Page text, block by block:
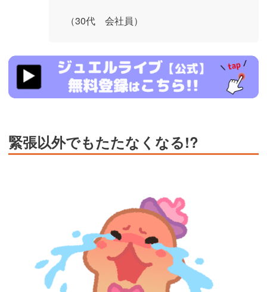
（30代 会社員）
https://www.j-
live.tv/LiveChat/acs.php?
si=jwchatt&pid=MLA5661_0004&pa=lp40.php
緊張以外でもたたなくなる!?